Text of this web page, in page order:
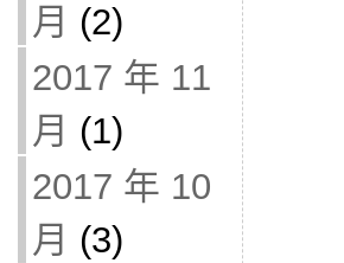
月 (2)
2017 年 11
月 (1)
2017 年 10
月 (3)